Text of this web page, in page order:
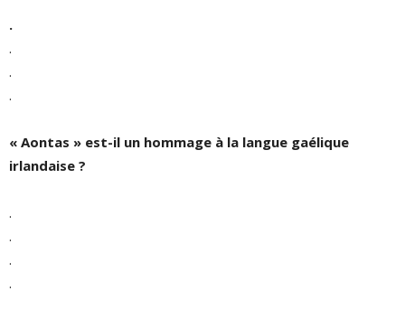
.
.
.
.
« Aontas » est-il un hommage à la langue gaélique
irlandaise ?
.
.
.
.